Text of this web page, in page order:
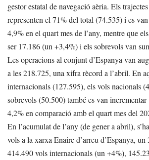
gestor estatal de navegació aèria. Els
representen el 71% del total (74.535) i es
4,9% en el quart mes de l’any, mentre que
ser 17.186 (un +3,4%) i els sobrevols van
Les operacions al conjunt d’Espanya van
a les 218.725, una xifra rècord a l’abril. En
internacionals (127.595), els vols nacionals
sobrevols (50.500) també es van
4,2% en comparació amb el quart mes del
En l’acumulat de l’any (de gener a abril),
vols a la xarxa Enaire d’arreu d’Espanya, un
414.490 vols internacionals (un +4%),